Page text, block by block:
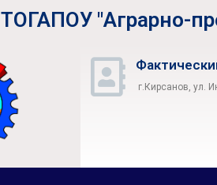
ТОГАПОУ "Аграрно-
г.Кирсанов, ул.